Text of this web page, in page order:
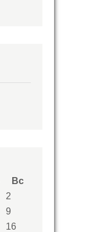
Вс
2
9
16